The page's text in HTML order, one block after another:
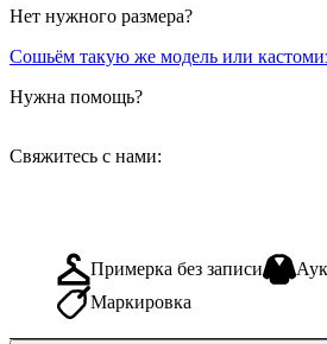
Нет нужного размера?
Сошьём такую же модель или
Нужна помощь?
Свяжитесь с нами:
Примерка без записи
Маркировка